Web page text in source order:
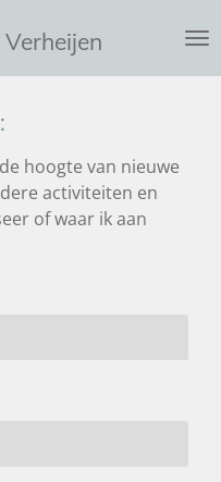
hoogte van nieuwe
activiteiten en
of waar ik aan